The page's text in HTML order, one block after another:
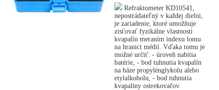
Refraktometer KD10541,
nepostrádateľný v každej dielni,
je zariadenie, ktoré umožňuje
zisťovať fyzikálne vlastnosti
kvapalín meraním indexu lomu
na hranici médií. Vďaka tomu je
možné určiť: - úroveň nabitia
batérie, - bod tuhnutia kvapalín
na báze propylénglykolu alebo
etylalkoholu, - bod tuhnutia
kvapaliny ostrekovačov.